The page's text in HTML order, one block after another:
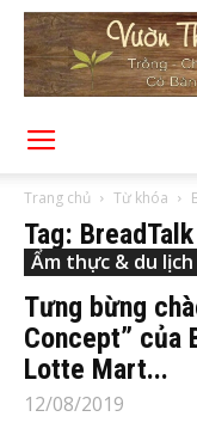
Trang chủ Từ khóa
Tag:
Ẩm thực & du lịch
Tưng bừng
Concept” của
Lotte Mart...
12/08/2019